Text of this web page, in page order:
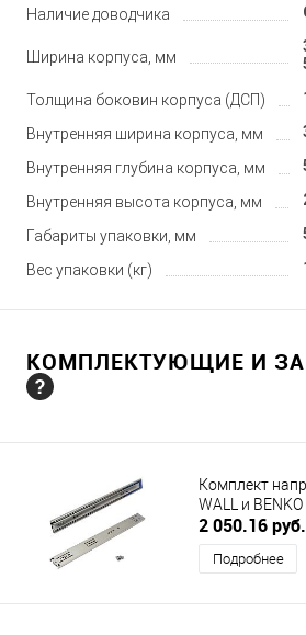
Наличие доводчика
Ширина корпуса, мм
Толщина боковин корпуса (ДСП)
Внутренняя ширина корпуса, мм
Внутренняя глубина корпуса, мм
Внутренняя высота корпуса, мм
Габариты упаковки, мм
Вес упаковки (кг)
КОМПЛЕКТУЮЩИЕ И
Комплект
WALL и BENKO
2 050.16 руб.
Подробнее